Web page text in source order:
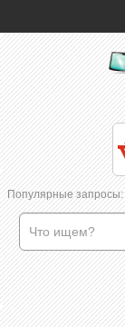
Популярные запросы: